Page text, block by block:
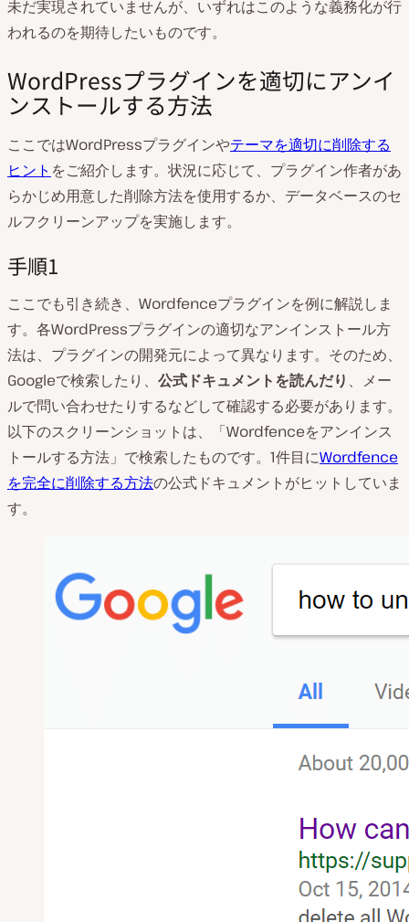
未だ実現されていませんが、いずれはこのような義務化が行
われるのを期待したいものです。
WordPressプラグインを適切にアンイ
ンストールする方法
ここではWordPressプラグインやテーマを適切に削除する
ヒント をご紹介します。状況に応じて、プラグイン作者があ
らかじめ用意した削除方法を使用するか、データベースのセ
ルフクリーンアップを実施します。
手順1
ここでも引き続き、Wordfenceプラグインを例に解説しま
す。各WordPressプラグインの適切なアンインストール方
法は、プラグインの開発元によって異なります。そのため、
Googleで検索したり、 公式ドキュメントを読んだり 、メー
ルで問い合わせたりするなどして確認する必要があります。
以下のスクリーンショットは、「Wordfenceをアンインス
トールする方法」で検索したものです。1件目にWordfence
を完全に削除する方法の公式ドキュメントがヒットしていま
す。